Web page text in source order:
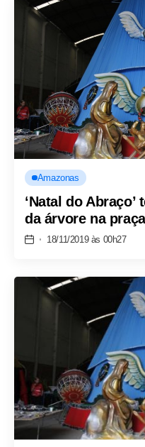
Amazonas
‘Natal do
da árvore na
18/11/2019 às 00h27